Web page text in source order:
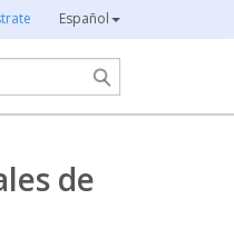
Español
de